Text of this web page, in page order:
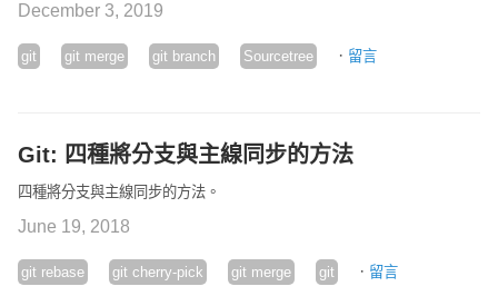
December 3, 2019
git git merge git branch Sourcetree · 留言
Git: 四種將分支與主線同步的方法
四種將分支與主線同步的方法。
June 19, 2018
git rebase git cherry-pick git merge git · 留言